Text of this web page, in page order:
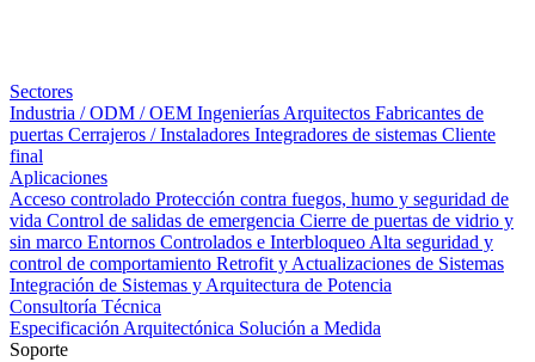
Sectores
Industria / ODM / OEM Ingenierías Arquitectos Fabricantes de
puertas Cerrajeros / Instaladores Integradores de sistemas Cliente
final
Aplicaciones
Acceso controlado Protección contra fuegos, humo y seguridad de
vida Control de salidas de emergencia Cierre de puertas de vidrio y
sin marco Entornos Controlados e Interbloqueo Alta seguridad y
control de comportamiento Retrofit y Actualizaciones de Sistemas
Integración de Sistemas y Arquitectura de Potencia
Consultoría Técnica
Especificación Arquitectónica Solución a Medida
Soporte